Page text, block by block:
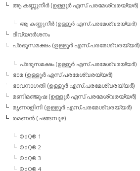
ആ കണ്ണുനീര്‍ (ഉള്ളൂര്‍ എസ്.പരമേശ്വരയ്യര്‍)
ആ കണ്ണുനീര്‍ (ഉള്ളൂര്‍ എസ്.പരമേശ്വരയ്യര്‍)
ദിവ്യദര്‍ശനം
പ്രഭുസമക്ഷം (ഉള്ളൂര്‍ എസ്.പരമേശ്വരയ്യര്‍)
പ്രഭുസമക്ഷം (ഉള്ളൂര്‍ എസ്.പരമേശ്വരയ്യര്‍)
ഭാമ (ഉള്ളൂര്‍ എസ്.പരമേശ്വരയ്യര്‍)
ഭാവനാഗതി (ഉള്ളൂര്‍ എസ്.പരമേശ്വരയ്യര്‍)
മണിമഞ്ജുഷ (ഉള്ളൂര്‍ എസ്.പരമേശ്വരയ്യര്‍)
മൃണാളിനി (ഉള്ളൂര്‍ എസ്.പരമേശ്വരയ്യര്‍)
രമണന്‍ (ചങ്ങമ്പുഴ)
©dQ® 1
©dQ® 2
©dQ® 3
©dQ® 4